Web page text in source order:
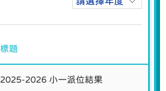
標題
2025-2026 小一派位結果